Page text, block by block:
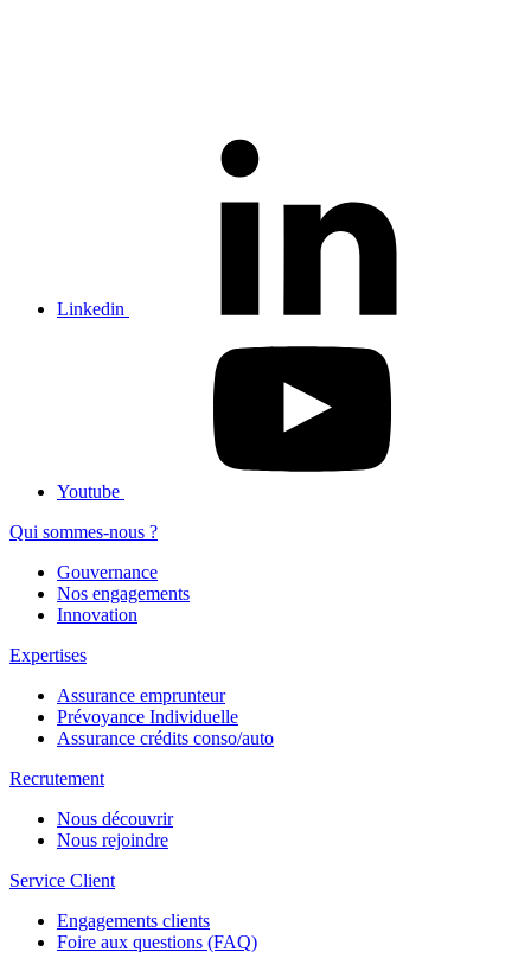
Linkedin
Youtube
Qui sommes-nous ?
Gouvernance
Nos engagements
Innovation
Expertises
Assurance emprunteur
Prévoyance Individuelle
Assurance crédits conso/auto
Recrutement
Nous découvrir
Nous rejoindre
Service Client
Engagements clients
Foire aux questions (FAQ)